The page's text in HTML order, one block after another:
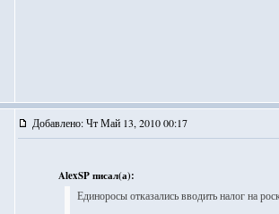
Добавлено: Чт Май 13, 2010 00:17
AlexSP писал(а):
Единоросы отказались вводить налог на